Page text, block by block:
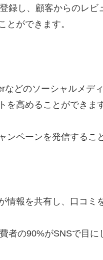
録し、顧客からのレ
とができます。
などのソーシャルメデ
を高めることができます
ンペーンを発信するこ
情報を共有し、口コミ
者の90%がSNSで目に